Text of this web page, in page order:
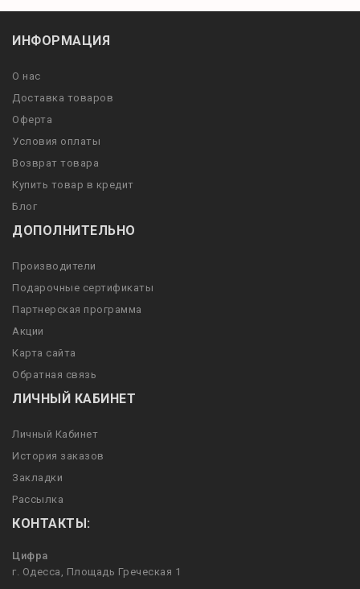
ИНФОРМАЦИЯ
О нас
Доставка товаров
Оферта
Условия оплаты
Возврат товара
Купить товар в кредит
Блог
ДОПОЛНИТЕЛЬНО
Производители
Подарочные сертификаты
Партнерская программа
Акции
Карта сайта
Обратная связь
ЛИЧНЫЙ КАБИНЕТ
Личный Кабинет
История заказов
Закладки
Рассылка
КОНТАКТЫ:
Цифра
г. Одесса, Площадь Греческая 1